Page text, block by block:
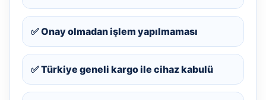
✅ Onay olmadan işlem yapılmaması
✅ Türkiye geneli kargo ile cihaz kabulü